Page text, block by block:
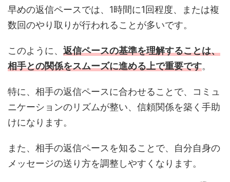
早めの返信ペースでは、1時間に1回程度、または複
数回のやり取りが行われることが多いです。
このように、 返信ペースの基準を理解することは、
相手との関係をスムーズに進める上で重要です。
特に、相手の返信ペースに合わせることで、コミュ
ニケーションのリズムが整い、信頼関係を築く手助
けになります。
また、相手の返信ペースを知ることで、自分自身の
メッセージの送り方を調整しやすくなります。